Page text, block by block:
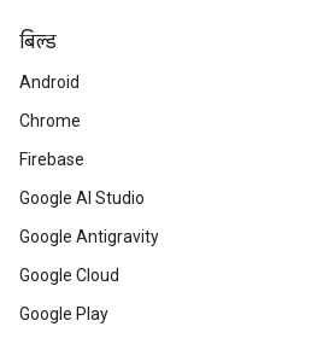
बिल्ड
Android
Chrome
Firebase
Google AI Studio
Google Antigravity
Google Cloud
Google Play